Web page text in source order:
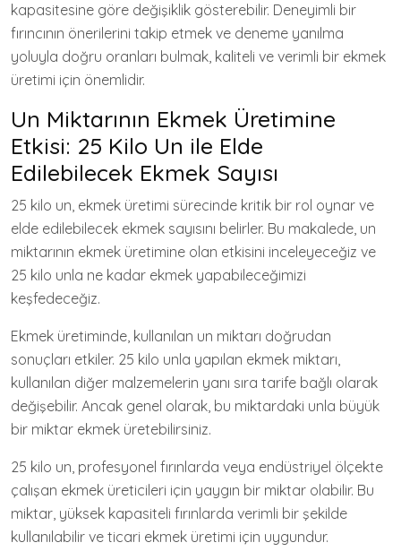
kapasitesine göre değişiklik gösterebilir. Deneyimli bir
fırıncının önerilerini takip etmek ve deneme yanılma
yoluyla doğru oranları bulmak, kaliteli ve verimli bir ekmek
üretimi için önemlidir.
Un Miktarının Ekmek Üretimine
Etkisi: 25 Kilo Un ile Elde
Edilebilecek Ekmek Sayısı
25 kilo un, ekmek üretimi sürecinde kritik bir rol oynar ve
elde edilebilecek ekmek sayısını belirler. Bu makalede, un
miktarının ekmek üretimine olan etkisini inceleyeceğiz ve
25 kilo unla ne kadar ekmek yapabileceğimizi
keşfedeceğiz.
Ekmek üretiminde, kullanılan un miktarı doğrudan
sonuçları etkiler. 25 kilo unla yapılan ekmek miktarı,
kullanılan diğer malzemelerin yanı sıra tarife bağlı olarak
değişebilir. Ancak genel olarak, bu miktardaki unla büyük
bir miktar ekmek üretebilirsiniz.
25 kilo un, profesyonel fırınlarda veya endüstriyel ölçekte
çalışan ekmek üreticileri için yaygın bir miktar olabilir. Bu
miktar, yüksek kapasiteli fırınlarda verimli bir şekilde
kullanılabilir ve ticari ekmek üretimi için uygundur.